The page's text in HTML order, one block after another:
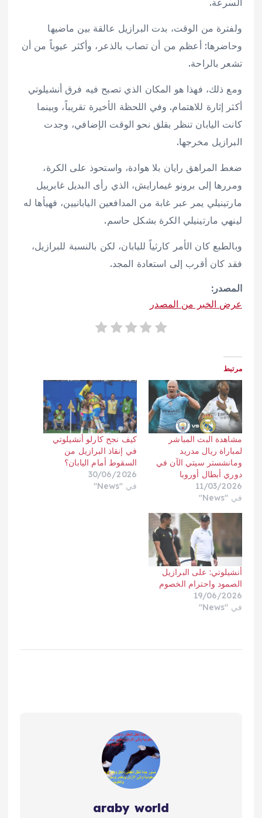
السرعة.
ولفترة من الوقت، بدت البرازيل عالقة بين ماضيها
وحاضرها: أعظم من أن تصاب بالذعر، وأكثر عيوباً من أن
تشعر بالراحة.
ومع ذلك، فهذا هو المكان الذي تصبح فيه فرق أنشيلوتي
أكثر إثارة للاهتمام. وفي اللحظة الأخيرة تقريباً، وبينما
كانت اليابان تنظر بقلق نحو الوقت الإضافي، وجدت
البرازيل مخرجها.
ضغط المراهق رايان بلا هوادة، واستحوذ على الكرة،
ومررها إلى برونو غيمارايش، الذي رأى البديل غابرييل
مارتينيلي يمر عبر غابة من المدافعين اليابانيين، فهيأها له
لينهي مارتينيلي الكرة بشكل حاسم.
وبالطبع كان الأمر كارثياً لليابان، لكن بالنسبة للبرازيل،
فقد كان أقرب إلى استعادة المجد.
المصدر:
عرض الخبر من المصدر
مرتبط
مشاهدة البث المباشر
لمباراة ريال مدريد
ومانشستر سيتي الآن في
دوري أبطال أوروبا
11/03/2026
في "News"
كيف نجح كارلو أنشيلوتي
في إنقاذ البرازيل من
السقوط أمام اليابان؟
30/06/2026
في "News"
أنشيلوتي: على البرازيل
الصمود واحترام الخصوم
19/06/2026
في "News"
araby world